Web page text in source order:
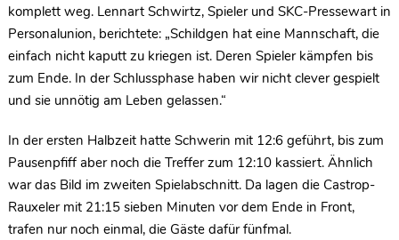
komplett weg. Lennart Schwirtz, Spieler und SKC-Pressewart in
Personalunion, berichtete: „Schildgen hat eine Mannschaft, die
einfach nicht kaputt zu kriegen ist. Deren Spieler kämpfen bis
zum Ende. In der Schlussphase haben wir nicht clever gespielt
und sie unnötig am Leben gelassen.“
In der ersten Halbzeit hatte Schwerin mit 12:6 geführt, bis zum
Pausenpfiff aber noch die Treffer zum 12:10 kassiert. Ähnlich
war das Bild im zweiten Spielabschnitt. Da lagen die Castrop-
Rauxeler mit 21:15 sieben Minuten vor dem Ende in Front,
trafen nur noch einmal, die Gäste dafür fünfmal.